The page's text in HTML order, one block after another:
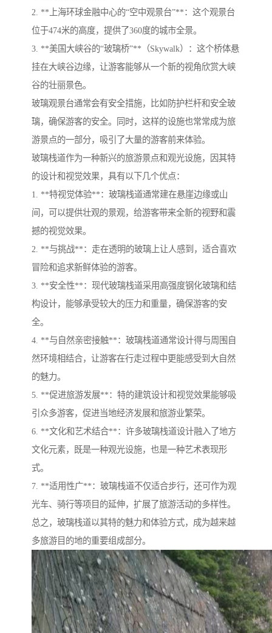
2. **上海环球金融中心的“空中观景台”**：这个观景台
位于474米的高度，提供了360度的城市全景。
3. **美国大峡谷的“玻璃桥”**（Skywalk）：这个桥体悬
挂在大峡谷边缘，让游客能够从一个新的视角欣赏大峡
谷的壮丽景色。
玻璃观景台通常会有安全措施，比如防护栏杆和安全玻
璃，确保游客的安全。同时，这样的设施也常常成为旅
游景点的一部分，吸引了大量的游客前来体验。
玻璃栈道作为一种新兴的旅游景点和观光设施，因其特
的设计和视觉效果，具有以下几个优点：
1. **特视觉体验**：玻璃栈道通常建在悬崖边缘或山
间，可以提供壮观的景观，给游客带来全新的视野和震
撼的视觉效果。
2. **与挑战**：走在透明的玻璃上让人感到，适合喜欢
冒险和追求新鲜体验的游客。
3. **安全性**：现代玻璃栈道采用高强度钢化玻璃和结
构设计，能够承受较大的压力和重量，确保游客的安
全。
4. **与自然亲密接触**：玻璃栈道通常设计得与周围自
然环境相结合，让游客在行走过程中更能感受到大自然
的魅力。
5. **促进旅游发展**：特的建筑设计和视觉效果能够吸
引众多游客，促进当地经济发展和旅游业繁荣。
6. **文化和艺术结合**：许多玻璃栈道设计融入了地方
文化元素，既是一种观光设施，也是一种艺术表现形
式。
7. **适用性广**：玻璃栈道不仅适合步行，还可作为观
光车、骑行等项目的延伸，扩展了旅游活动的多样性。
总之，玻璃栈道以其特的魅力和体验方式，成为越来越
多旅游目的地的重要组成部分。